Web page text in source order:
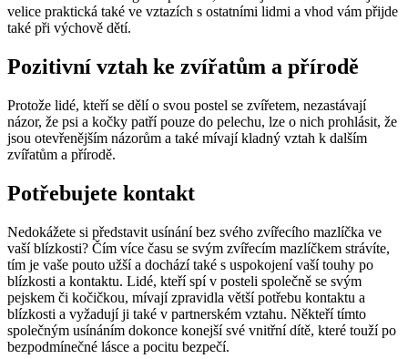
velice praktická také ve vztazích s ostatními lidmi a vhod vám přijde
také při výchově dětí.
Pozitivní vztah ke zvířatům a přírodě
Protože lidé, kteří se dělí o svou postel se zvířetem, nezastávají
názor, že psi a kočky patří pouze do pelechu, lze o nich prohlásit, že
jsou otevřenějším názorům a také mívají kladný vztah k dalším
zvířatům a přírodě.
Potřebujete kontakt
Nedokážete si představit usínání bez svého zvířecího mazlíčka ve
vaší blízkosti? Čím více času se svým zvířecím mazlíčkem strávíte,
tím je vaše pouto užší a dochází také s uspokojení vaší touhy po
blízkosti a kontaktu. Lidé, kteří spí v posteli společně se svým
pejskem či kočičkou, mívají zpravidla větší potřebu kontaktu a
blízkosti a vyžadují ji také v partnerském vztahu. Někteří tímto
společným usínáním dokonce konejší své vnitřní dítě, které touží po
bezpodmínečné lásce a pocitu bezpečí.